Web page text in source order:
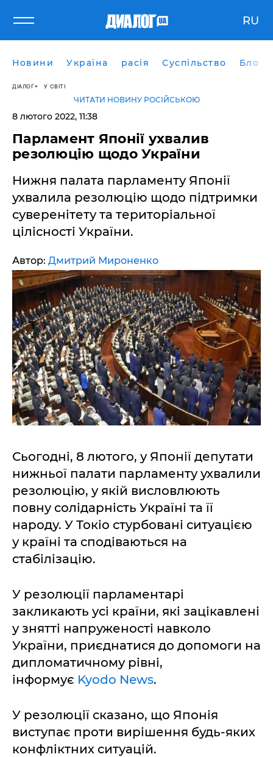
RU
Новини Україна расія Суспільство Блоги
ДІАЛОГ У СВІТІ
ЧИТАТИ НОВИНУ РОСІЙСЬКОЮ
8 лютого 2022, 11:38
Парламент Японії ухвалив
резолюцію щодо України
Нижня палата парламенту Японії
ухвалила резолюцію щодо підтримки
суверенітету та територіальної
цілісності України.
Автор: Дмитрий Мироненко
Сьогодні, 8 лютого, у Японії депутати
нижньої палати парламенту ухвалили
резолюцію, у якій висловлюють
повну солідарність Україні та її
народу. У Токіо стурбовані ситуацією
у країні та сподіваються на
стабілізацію.
У резолюції парламентарі
закликають усі країни, які зацікавлені
у знятті напруженості навколо
України, приєднатися до допомоги на
дипломатичному рівні,
інформує Kyodo News.
У резолюції сказано, що Японія
виступає проти вирішення будь-яких
конфліктних ситуацій.